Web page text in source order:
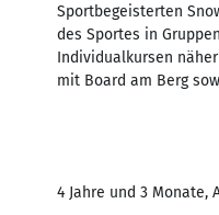
Sportbegeisterten
des Sportes in
Individualkursen
mit Board am Berg
4 Jahre und 3 Monate,